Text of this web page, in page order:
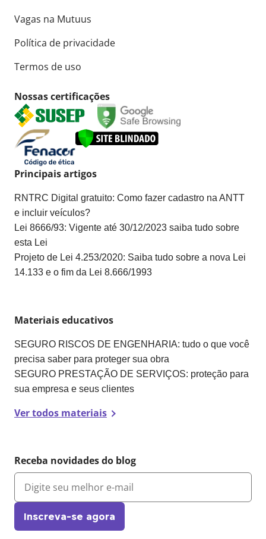
Vagas na Mutuus
Política de privacidade
Termos de uso
Nossas certificações
Principais artigos
RNTRC Digital gratuito: Como fazer cadastro na ANTT
e incluir veículos?
Lei 8666/93: Vigente até 30/12/2023 saiba tudo sobre
esta Lei
Projeto de Lei 4.253/2020: Saiba tudo sobre a nova Lei
14.133 e o fim da Lei 8.666/1993
Materiais educativos
SEGURO RISCOS DE ENGENHARIA: tudo o que você
precisa saber para proteger sua obra
SEGURO PRESTAÇÃO DE SERVIÇOS: proteção para
sua empresa e seus clientes
Ver todos materiais
Receba novidades do blog
Inscreva-se agora